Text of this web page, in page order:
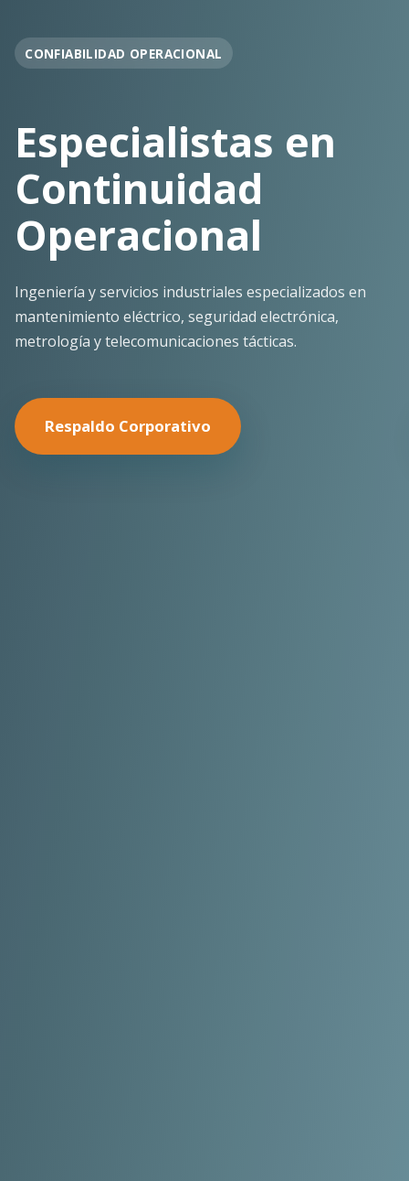
OPERACIÓN EN FAENA
Soporte
Operacional
Continuo
Despliegue ágil en terreno con los más altos
estándares de seguridad y calidad técnica para la
minería pesada.
Nuestras Soluciones